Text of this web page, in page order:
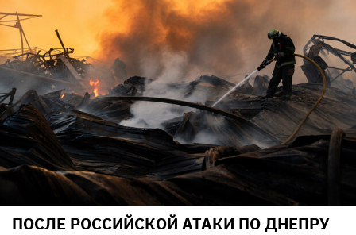
ПОСЛЕ РОССИЙСКОЙ АТАКИ ПО ДНЕПРУ